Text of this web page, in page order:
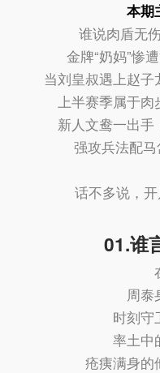
本期
谁说肉盾无
金牌“奶妈”惨
当刘皇叔遇上赵子
上半赛季属于肉
新人文鸯一出手
强攻兵法配
话不多说，
01.谁
周泰
时刻守
率土中
疮痍满身的